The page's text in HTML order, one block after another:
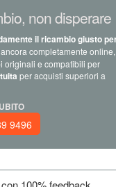
non disperare
il ricambio giusto
completamente online,
originali e compatibili per
per acquisti superiori a
9496